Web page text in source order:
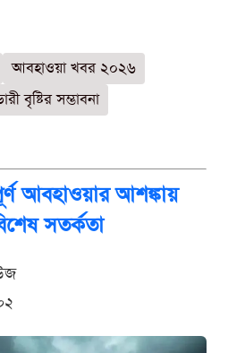
আবহাওয়া খবর ২০২৬
বৃষ্টির সম্ভাবনা
আবহাওয়ার আশঙ্কায়
সতর্কতা